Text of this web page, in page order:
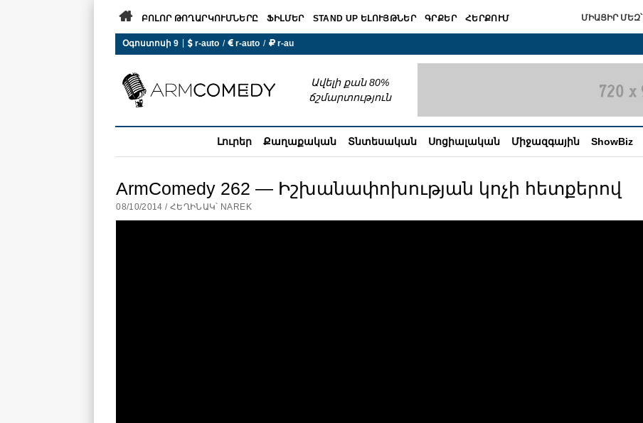
 ԲՈԼՈՐ ԹՈՂԱՐԿՈՒՄՆԵՐԸ ՖԻԼՄԵՐ STAND UP ԵԼՈՒՅԹՆԵՐ ԳՐՔԵՐ ՀԵՐՔՈՒՄ ՄԻԱՑԻՐ ՄԵԶ՝
Օգոստոսի 9 |  r-auto /  r-auto /  r-au
Ավելի քան 80%
ճշմարտություն
Լուրեր Քաղաքական Տնտեսական Սոցիալական Միջազգային ShowBiz
ArmComedy 262 — Իշխանափոխության կոչի հետքերով
08/10/2014 / ՀԵՂԻՆԱԿ՝ NAREK